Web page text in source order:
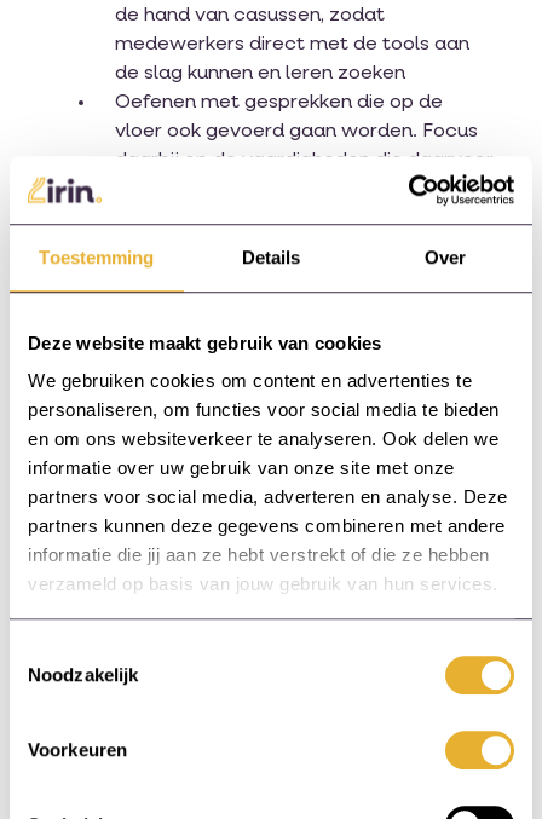
Toestemming Details Over
Deze website maakt gebruik van cookies
We gebruiken cookies om content en advertenties te
personaliseren, om functies voor social media te bieden
en om ons websiteverkeer te analyseren. Ook delen we
informatie over uw gebruik van onze site met onze
partners voor social media, adverteren en analyse. Deze
partners kunnen deze gegevens combineren met andere
informatie die jij aan ze hebt verstrekt of die ze hebben
verzameld op basis van jouw gebruik van hun services.
Noodzakelijk
Voorkeuren
de hand van casussen, zodat
medewerkers direct met de tools aan
de slag kunnen en leren zoeken
Oefenen met gesprekken die op de
vloer ook gevoerd gaan worden. Focus
daarbij op de vaardigheden die daarvoor
nodig zijn, de benodigde kennis kan
Feedbacksessie(s) om de voortgang te
nieuwe medewerkers zich ondersteund en zijn
ze beter voorbereid om hun rol effectief te
vervullen.
Tot slot: een
sterke start loont
voor het succes van nieuwe medewerkers.
ontwerpen dat de bedrijfscultuur, vaardigheden
en verwachtingen omvat, kun je ervoor zorgen